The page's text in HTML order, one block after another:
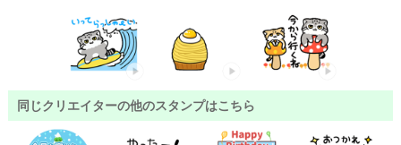
同じクリエイターの他のスタンプはこちら